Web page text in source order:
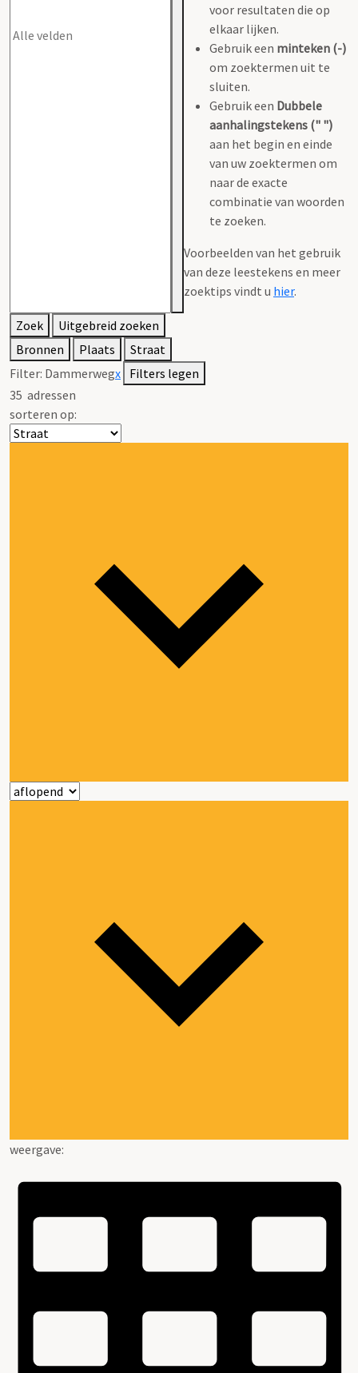
voor resultaten die op
elkaar lijken.
Gebruik een minteken (-)
om zoektermen uit te
sluiten.
Gebruik een Dubbele
aanhalingstekens (" ")
aan het begin en einde
van uw zoektermen om
naar de exacte
combinatie van woorden
te zoeken.
Voorbeelden van het gebruik
van deze leestekens en meer
zoektips vindt u hier.
Zoek
Uitgebreid zoeken
Bronnen
Plaats
Straat
Filter: Dammerwegx Filters legen
35 adressen
sorteren op:
weergave: